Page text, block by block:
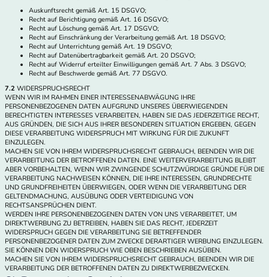
Auskunftsrecht gemäß Art. 15 DSGVO;
Recht auf Berichtigung gemäß Art. 16 DSGVO;
Recht auf Löschung gemäß Art. 17 DSGVO;
Recht auf Einschränkung der Verarbeitung gemäß Art. 18 DSGVO;
Recht auf Unterrichtung gemäß Art. 19 DSGVO;
Recht auf Datenübertragbarkeit gemäß Art. 20 DSGVO;
Recht auf Widerruf erteilter Einwilligungen gemäß Art. 7 Abs. 3 DSGVO;
Recht auf Beschwerde gemäß Art. 77 DSGVO.
7.2 WIDERSPRUCHSRECHT
WENN WIR IM RAHMEN EINER INTERESSENABWÄGUNG IHRE
PERSONENBEZOGENEN DATEN AUFGRUND UNSERES ÜBERWIEGENDEN
BERECHTIGTEN INTERESSES VERARBEITEN, HABEN SIE DAS JEDERZEITIGE RECHT,
AUS GRÜNDEN, DIE SICH AUS IHRER BESONDEREN SITUATION ERGEBEN, GEGEN
DIESE VERARBEITUNG WIDERSPRUCH MIT WIRKUNG FÜR DIE ZUKUNFT
EINZULEGEN.
MACHEN SIE VON IHREM WIDERSPRUCHSRECHT GEBRAUCH, BEENDEN WIR DIE
VERARBEITUNG DER BETROFFENEN DATEN. EINE WEITERVERARBEITUNG BLEIBT
ABER VORBEHALTEN, WENN WIR ZWINGENDE SCHUTZWÜRDIGE GRÜNDE FÜR DIE
VERARBEITUNG NACHWEISEN KÖNNEN, DIE IHRE INTERESSEN, GRUNDRECHTE
UND GRUNDFREIHEITEN ÜBERWIEGEN, ODER WENN DIE VERARBEITUNG DER
GELTENDMACHUNG, AUSÜBUNG ODER VERTEIDIGUNG VON
RECHTSANSPRÜCHEN DIENT.
WERDEN IHRE PERSONENBEZOGENEN DATEN VON UNS VERARBEITET, UM
DIREKTWERBUNG ZU BETREIBEN, HABEN SIE DAS RECHT, JEDERZEIT
WIDERSPRUCH GEGEN DIE VERARBEITUNG SIE BETREFFENDER
PERSONENBEZOGENER DATEN ZUM ZWECKE DERARTIGER WERBUNG EINZULEGEN.
SIE KÖNNEN DEN WIDERSPRUCH WIE OBEN BESCHRIEBEN AUSÜBEN.
MACHEN SIE VON IHREM WIDERSPRUCHSRECHT GEBRAUCH, BEENDEN WIR DIE
VERARBEITUNG DER BETROFFENEN DATEN ZU DIREKTWERBEZWECKEN.